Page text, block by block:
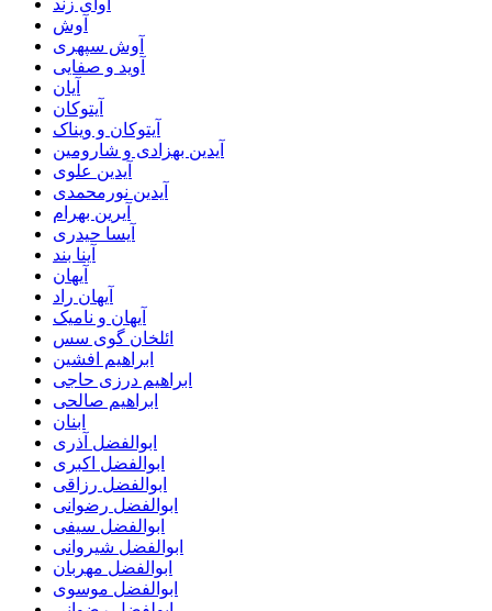
آوای زند
آوش
آوش سپهری
آوید و صفایی
آیان
آیتوکان
آیتوکان و ویناک
آیدین بهزادی و شارومین
آیدین علوی
آیدین نورمحمدی
آیرین بهرام
آیسا حیدری
آینا بند
آیهان
آیهان راد
آیهان و نامیک
ائلخان گوی سس
ابراهیم افشین
ابراهیم درزی حاجی
ابراهیم صالحی
ابنان
ابوالفضل آذری
ابوالفضل اکبری
ابوالفضل رزاقی
ابوالفضل رضوانی
ابوالفضل سیفی
ابوالفضل شیروانی
ابوالفضل مهربان
ابوالفضل موسوی